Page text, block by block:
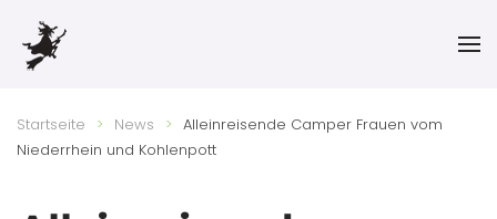
Skip to main content
Startseite News
Alleinreisende Camper Frauen vom
Niederrhein und Kohlenpott